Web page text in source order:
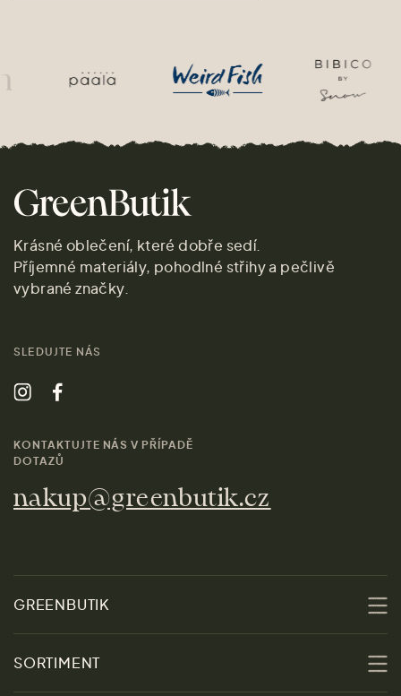
Krásné oblečení, které dobře sedí.
Příjemné materiály, pohodlné střihy a pečlivě
vybrané značky.
SLEDUJTE NÁS
KONTAKTUJTE NÁS V PŘÍPADĚ
DOTAZŮ
nakup@greenbutik.cz
GREENBUTIK
SORTIMENT